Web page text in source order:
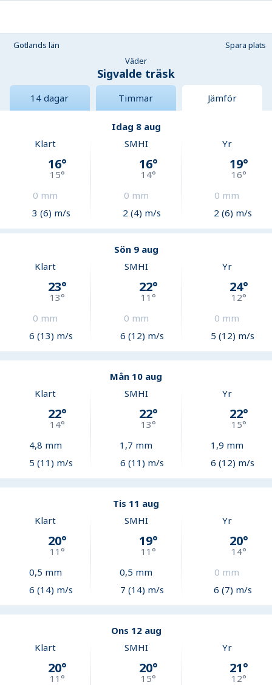
Gotlands län
Spara plats
Väder
Sigvalde träsk
14 dagar Timmar Jämför
Idag 8 aug
Klart
16°
15°
0 mm
3 (6) m/s
SMHI
16°
14°
0 mm
2 (4) m/s
Yr
19°
16°
0 mm
2 (6) m/s
Sön 9 aug
Klart
23°
13°
0 mm
6 (13) m/s
SMHI
22°
11 °
0 mm
6 (12) m/s
Yr
24°
12°
0 mm
5 (12) m/s
Mån 10 aug
Klart
22°
14°
4,8 mm
5 (11) m/s
SMHI
22°
13°
1,7 mm
6 (11) m/s
Yr
22°
15°
1,9 mm
6 (12) m/s
Tis 11 aug
Klart
20°
11°
0,5 mm
6 (14) m/s
SMHI
19°
11 °
0,5 mm
7 (14) m/s
Yr
20°
14°
0 mm
6 (7) m/s
Ons 12 aug
Klart
20°
11°
SMHI
20°
15°
Yr
21°
12°